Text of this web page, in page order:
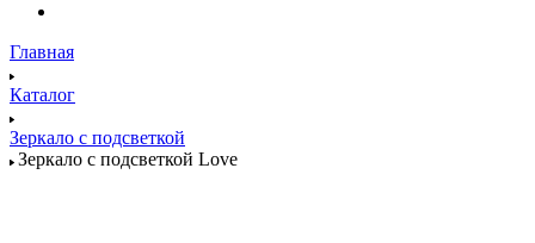
Главная
Каталог
Зеркало с подсветкой
Зеркало с подсветкой Love